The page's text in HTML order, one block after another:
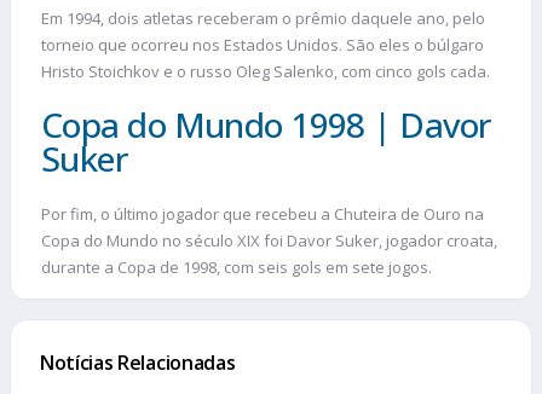
Em 1994, dois atletas receberam o prêmio daquele ano, pelo
torneio que ocorreu nos Estados Unidos. São eles o búlgaro
Hristo Stoichkov e o russo Oleg Salenko, com cinco gols cada.
Copa do Mundo 1998 | Davor
Suker
Por fim, o último jogador que recebeu a Chuteira de Ouro na
Copa do Mundo no século XIX foi Davor Suker, jogador croata,
durante a Copa de 1998, com seis gols em sete jogos.
Notícias Relacionadas